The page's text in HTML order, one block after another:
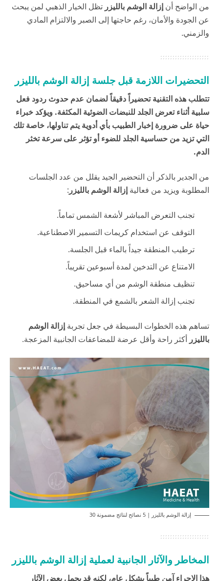
من الواضح أن إزالة الوشم بالليزر تظل الخيار الذهبي لمن يبحث
عن الجودة والأمان، رغم حاجتها إلى الصبر والالتزام المادي
والزمني.
التحضيرات اللازمة قبل جلسة إزالة الوشم بالليزر
تتطلب هذه التقنية تحضيراً دقيقاً لضمان عدم حدوث ردود فعل
سلبية أثناء تعرض الجلد للنبضات الضوئية المكثفة. ويؤكد خبراء
حياة على ضرورة إخبار الطبيب بأي أدوية يتم تناولها، خاصة تلك
التي تزيد من حساسية الجلد للضوء أو تؤثر على سرعة تخثر
الدم.
من الجدير بالذكر أن التحضير الجيد يقلل من عدد الجلسات
المطلوبة ويزيد من فعالية إزالة الوشم بالليزر :
تجنب التعرض المباشر لأشعة الشمس تماماً.
التوقف عن استخدام كريمات التسمير الاصطناعية.
ترطيب المنطقة جيداً بالماء قبل الجلسة.
الامتناع عن التدخين لمدة أسبوعين تقريباً.
تنظيف منطقة الوشم من أي مساحيق.
تجنب إزالة الشعر بالشمع في المنطقة.
تساهم هذه الخطوات البسيطة في جعل تجربة إزالة الوشم
بالليزر أكثر راحة وأقل عرضة للمضاعفات الجانبية المزعجة.
إزالة الوشم بالليزر | 5 نصائح لنتائج مضمونة 30
المخاطر والآثار الجانبية لعملية إزالة الوشم بالليزر
هذا الإجراء آمن طبياً بشكل عام، لكنه قد يحمل بعض الآثار